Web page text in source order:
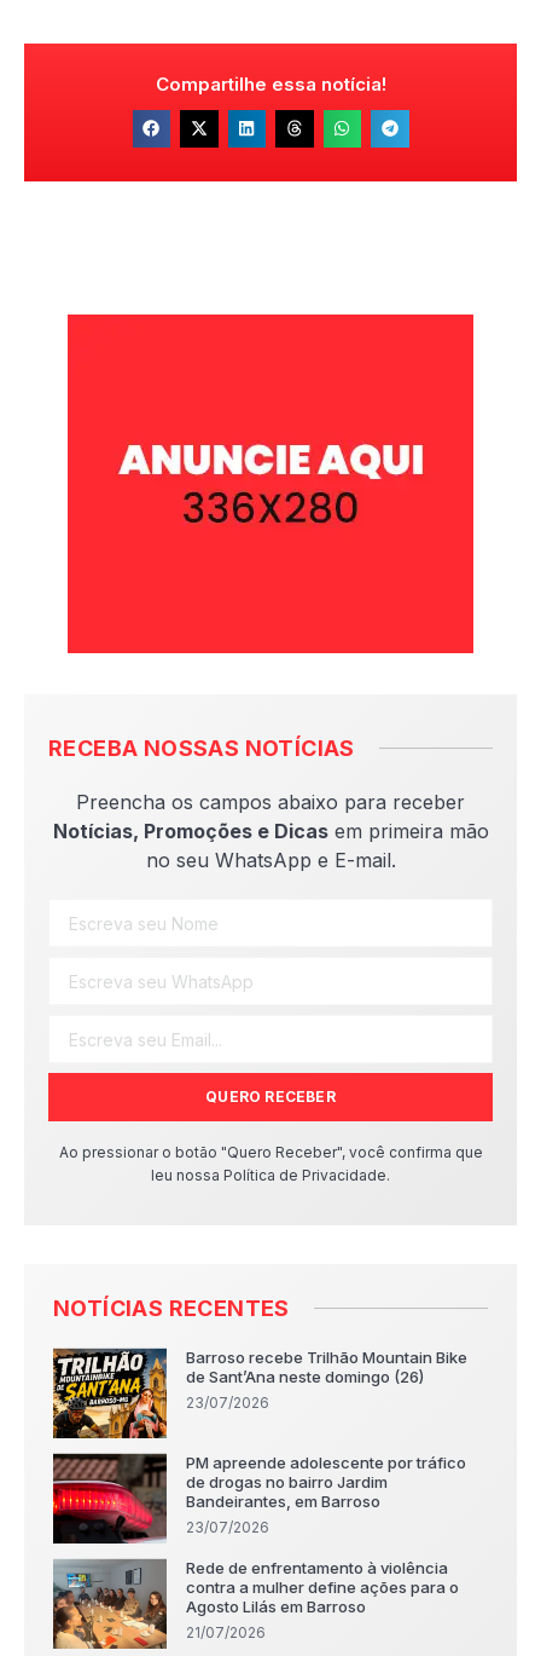
Compartilhe essa notícia!
RECEBA NOSSAS NOTÍCIAS
Preencha os campos abaixo para receber
Notícias, Promoções e Dicasem primeira mão
no seu WhatsApp e E-mail.
QUERO RECEBER
Ao pressionar o botão "Quero Receber", você confirma que
leu nossa Política de Privacidade.
NOTÍCIAS RECENTES
Barroso recebe Trilhão Mountain Bike
de Sant’Ana neste domingo (26)
23/07/2026
PM apreende adolescente por tráfico
de drogas no bairro Jardim
Bandeirantes, em Barroso
23/07/2026
Rede de enfrentamento à violência
contra a mulher define ações para o
Agosto Lilás em Barroso
21/07/2026